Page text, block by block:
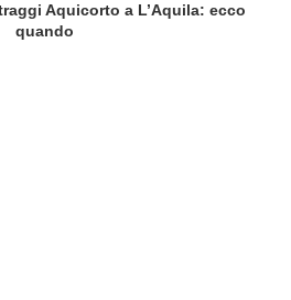
Aquicorto a L’Aquila: ecco
quando